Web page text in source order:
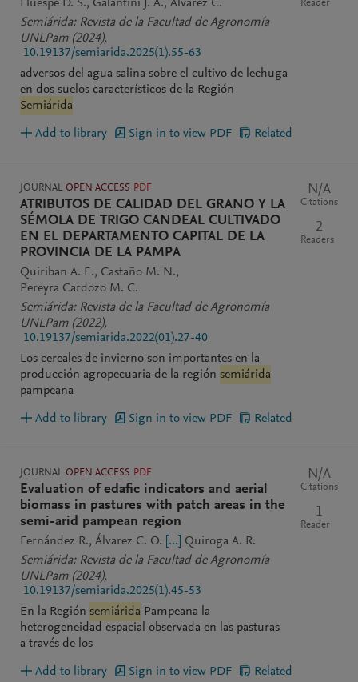
Huespe D. S. Galantini J. A. Álvarez C.
Semiárida: Revista de la Facultad de Agronomía
UNLPam (2024),
10.19137/semiarida.2025(1).55-63
adversos del agua salina sobre el cultivo de lechuga
en dos suelos característicos de la Región
Semiárida
Reader
Add to library Sign in to view PDF Related
JOURNAL OPEN ACCESS PDF
ATRIBUTOS DE CALIDAD DEL GRANO Y LA
SÉMOLA DE TRIGO CANDEAL CULTIVADO
EN EL DEPARTAMENTO CAPITAL DE LA
PROVINCIA DE LA PAMPA
Quiriban A. E.
Castaño M. N.
Pereyra Cardozo M. C.
Semiárida: Revista de la Facultad de Agronomía
UNLPam (2022),
10.19137/semiarida.2022(01).27-40
Los cereales de invierno son importantes en la
producción agropecuaria de la región semiárida
pampeana
N/A
Citations
2
Readers
Add to library Sign in to view PDF Related
JOURNAL OPEN ACCESS PDF
Evaluation of edafic indicators and aerial
biomass in pastures with patch areas in the
semi-arid pampean region
Fernández R. Álvarez C. O. [...]
Quiroga A. R.
Semiárida: Revista de la Facultad de Agronomía
UNLPam (2024),
10.19137/semiarida.2025(1).45-53
En la Región semiárida Pampeana la
heterogeneidad espacial observada en las pasturas
a través de los
N/A
Citations
1
Reader
Add to library Sign in to view PDF Related